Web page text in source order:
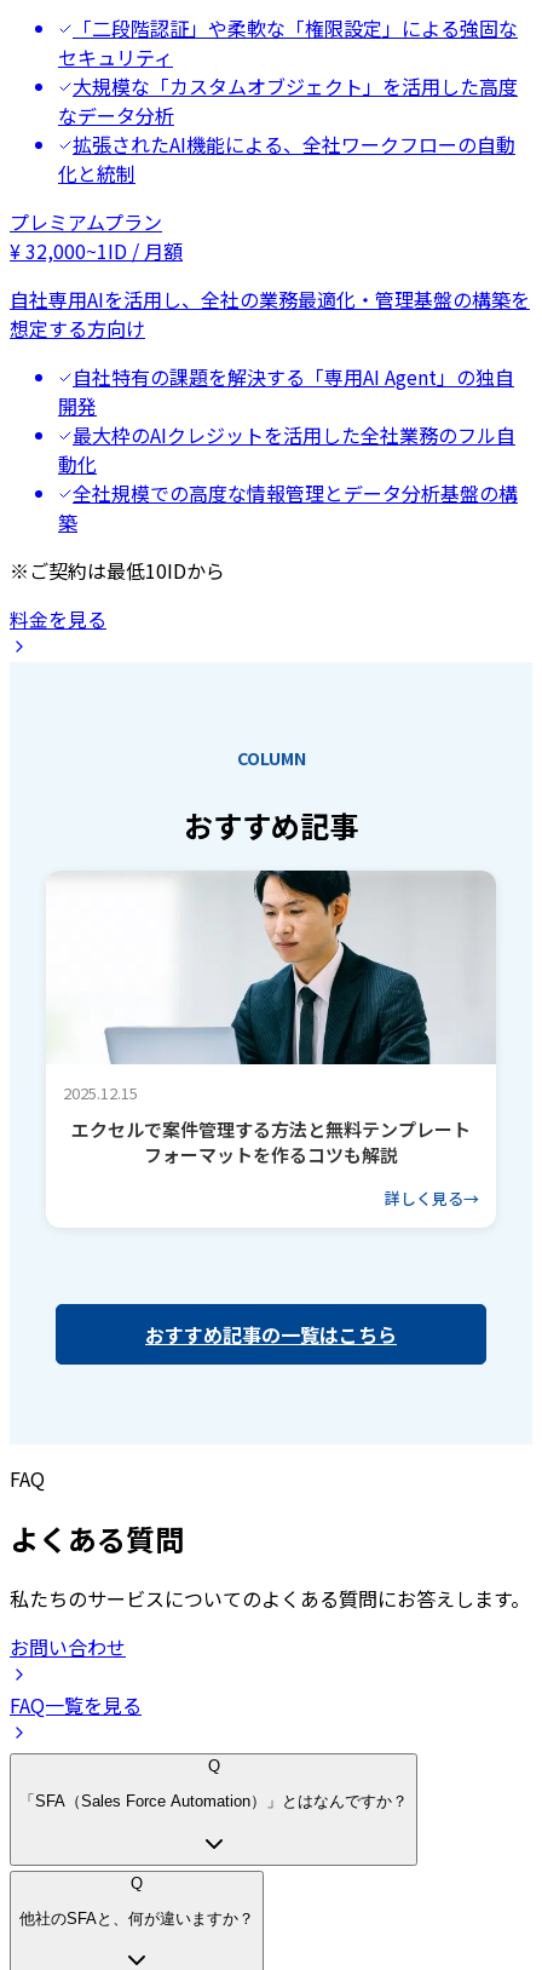
「二段階認証」や柔軟な「権限設定」による強固な
セキュリティ
大規模な「カスタムオブジェクト」を活用した高度
なデータ分析
拡張されたAI機能による、全社ワークフローの自動
化と統制
プレミアムプラン
¥32,000~1ID / 月額
自社専用AIを活用し、全社の業務最適化・管理基盤の構築を
想定する方向け
自社特有の課題を解決する「専用AI Agent」の独自
開発
最大枠のAIクレジットを活用した全社業務のフル自
動化
全社規模での高度な情報管理とデータ分析基盤の構
築
※ご契約は最低10IDから
料金を見る
COLUMN
おすすめ記事
2025.12.15
エクセルで案件管理する方法と無料テンプレート
フォーマットを作るコツも解説
詳しく見る
おすすめ記事の一覧はこちら
FAQ
よくある質問
私たちのサービスについてのよくある質問にお答えします。
お問い合わせ
FAQ一覧を見る
Q
「SFA（Sales Force Automation）」とはなんですか？
Q
他社のSFAと、何が違いますか？